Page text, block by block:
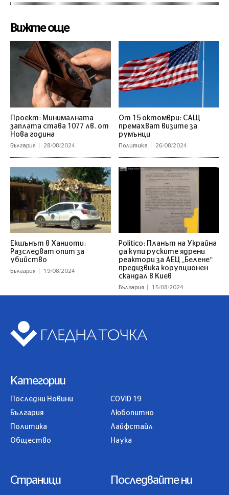
Вижте още
Проект: Минималната
заплата става 1077 лв. от
Нова година
България 28/08/2024
От 15 октомври: САЩ
премахват визите за
румънци
Политика 26/08/2024
Екшънът в Ханиоти:
Разследват опит за
убийство
България 19/08/2024
Politico: Планът на Украйна
да купи руските ядрени
реактори за АЕЦ „Белене“
предизвика корупционен
скандал в Киев
България 15/08/2024
Категории
Последни Новини
България
Политика
Общество
COVID 19
Любопитно
Лайфстайл
Наука
Страници Последвайте ни